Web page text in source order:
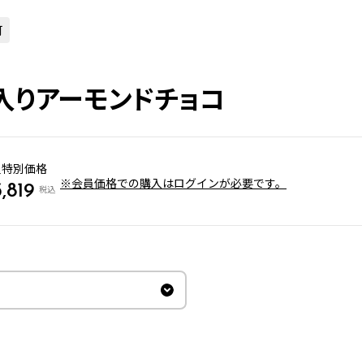
アーモンドチョコ
別価格
税込 ※会員価格での購入はログインが必要です。